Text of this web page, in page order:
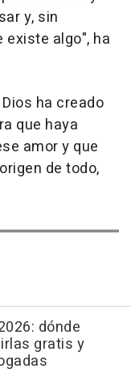
y, sin
existe algo", ha
ha creado
que haya
amor y que
de todo,
dónde
gratis y